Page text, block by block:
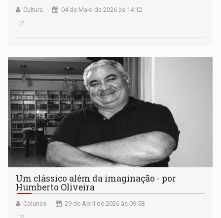
Cultura 04 de Maio de 2026 às 14:12
Um clássico além da imaginação - por
Humberto Oliveira
Colunas 29 de Abril de 2026 às 09:58